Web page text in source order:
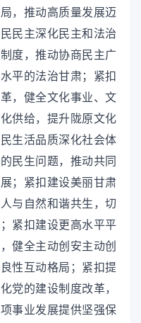
，推动高质量发展迈
民主深化民主和法治
度，推动协商民主广
平的法治甘肃；紧扣
，健全文化事业、文
供给，提升陇原文化
生活品质深化社会体
民生问题，推动共同
；紧扣建设美丽甘肃
与自然和谐共生，切
紧扣建设更高水平平
健全主动创安主动创
性互动格局；紧扣提
党的建设制度改革，
事业发展提供坚强保